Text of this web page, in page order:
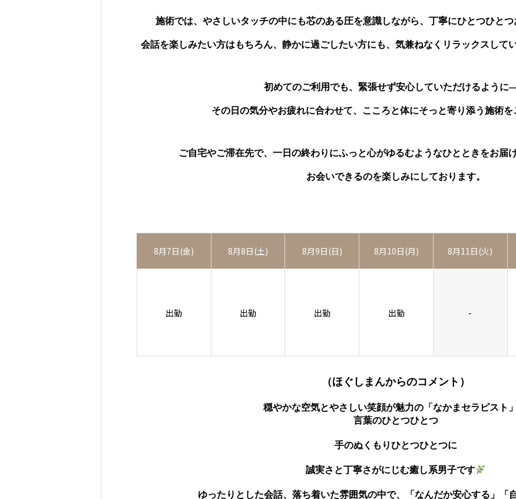
施術では、やさしいタッチの中にも芯のある圧を意識しながら、丁寧にひとつひとつ
会話を楽しみたい方はもちろん、静かに過ごしたい方にも、気兼ねなくリラックスして
初めてのご利用でも、緊張せず安心していただけるよう
その日の気分やお疲れに合わせて、こころと体にそっと寄り添う施術
ご自宅やご滞在先で、一日の終わりにふっと心がゆるむようなひとときをお届
お会いできるのを楽しみにしております。
8月7日(金)
出勤
8月8日(土)
出勤
8月9日(日)
出勤
8月10日(月)
出勤
8月11日(火)
-
（ほぐしまんからのコメント）
穏やかな空気とやさしい笑顔が魅力の「なかまセラピスト」
言葉のひとつひとつ
手のぬくもりひとつひとつに
誠実さと丁寧さがにじむ癒し系男子です
ゆったりとした会話、落ち着いた雰囲気の中で、「なんだか安心する」「